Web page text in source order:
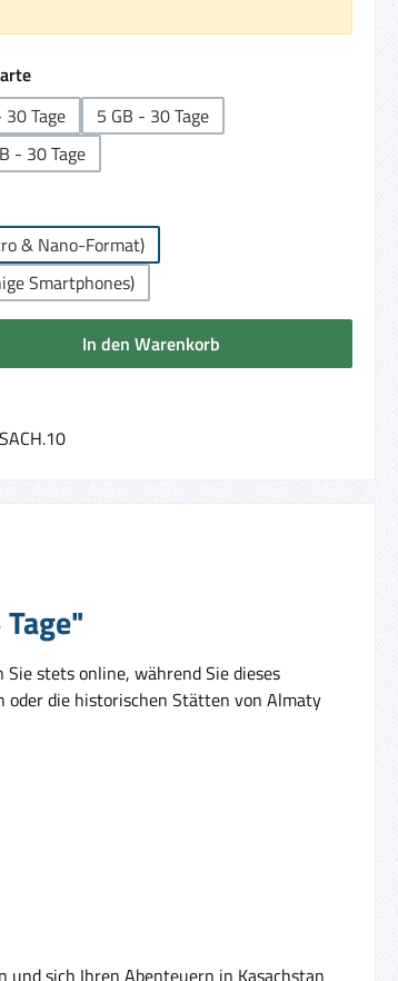
auswählen
30 Tage
5 GB - 30 Tage
- 30 Tage
& Nano-Format)
Smartphones)
Wert ein oder benutze die Schaltflächen um die
In den Warenkorb
stets online, während Sie dieses
oder die historischen Stätten von Almaty
sich Ihren Abenteuern in Kasachstan